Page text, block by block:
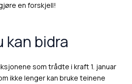
en forskjell!
kan bidra
som trådte i kraft 1. januar
ikke lenger kan bruke teinene